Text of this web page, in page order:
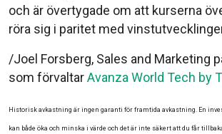
och är övertygade om att kurserna
röra sig i paritet med
/Joel Forsberg, Sales and Marketing
som förvaltarAvanza World Tech by
Historisk avkastning är ingen garanti för framtida avkastning. En
kan både öka och minska i värde och det är inte säkert att du får